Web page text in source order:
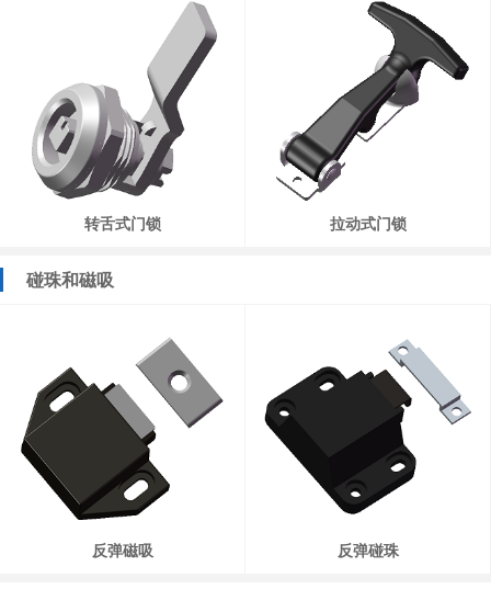
转舌式门锁 拉动式门锁
碰珠和磁吸
反弹磁吸 反弹碰珠